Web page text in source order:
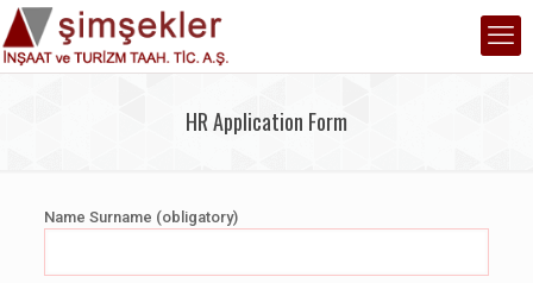
HR Application Form
Name Surname (obligatory)